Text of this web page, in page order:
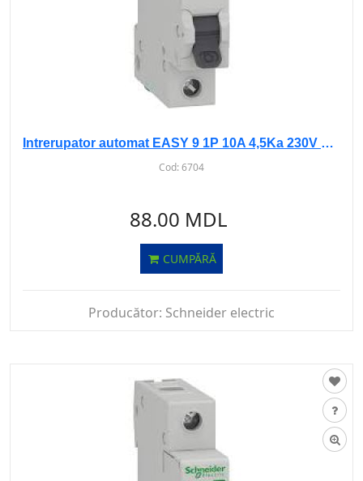
Intrerupator automat EASY 9 1P 10A 4,5Ka 230V curba C
Cod:6704
88.00 MDL
CUMPĂRĂ
Producător: Schneider electric